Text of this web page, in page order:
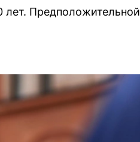
лет. Предположительной